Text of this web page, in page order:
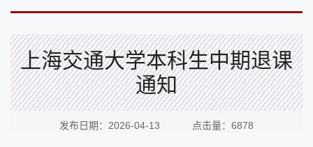
上海交通大学本科生中期退课
通知
发布日期：2026-04-13 点击量： 6878